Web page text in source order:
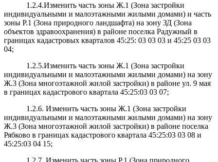
1.2.4.Изменить часть зоны Ж.1 (Зона застройки
индивидуальными и малоэтажными жилыми домами) и часть
зоны Р.1 (Зона природного ландшафта) на зону ЗД (Зона
объектов здравоохранения) в районе поселка Радужный в
границах кадастровых кварталов 45:25: 03 03 03 и 45:25 03 03
04;
1.2.5.Изменить часть зоны Ж.1 (Зона застройки
индивидуальными и малоэтажными жилыми домами) на зону
Ж.3 (Зона многоэтажной жилой застройки) в районе ул. 9 мая
в границах кадастрового квартала 45:25:03 03 07;
1.2.6. Изменить часть зоны Ж.1 (Зона застройки
индивидуальными и малоэтажными жилыми домами) на зону
Ж.3 (Зона многоэтажной жилой застройки) в районе поселка
Рябково в границах кадастрового квартала 45:25:03 03 08 и
45:25:03 04 15;
1.2.7. Изменить часть зоны Р.1 (Зона природного